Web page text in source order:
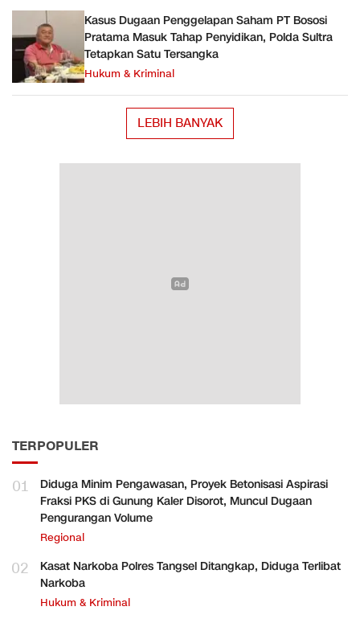
Kasus Dugaan Penggelapan Saham PT Bososi
Pratama Masuk Tahap Penyidikan, Polda Sultra
Tetapkan Satu Tersangka
Hukum & Kriminal
LEBIH BANYAK
TERPOPULER
01
Diduga Minim Pengawasan, Proyek Betonisasi Aspirasi
Fraksi PKS di Gunung Kaler Disorot, Muncul Dugaan
Pengurangan Volume
Regional
02
Kasat Narkoba Polres Tangsel Ditangkap, Diduga Terlibat
Narkoba
Hukum & Kriminal